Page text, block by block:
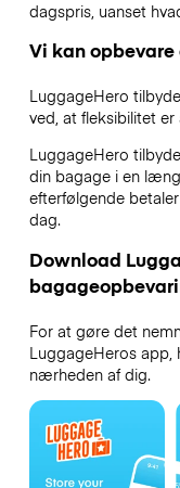
dagspris, uanset
Vi kan
LuggageHero
ved, at fleksibilitet
LuggageHero
din bagage i en
efterfølgende
dag.
Download
For at gøre det
LuggageHeros app,
nærheden af dig.